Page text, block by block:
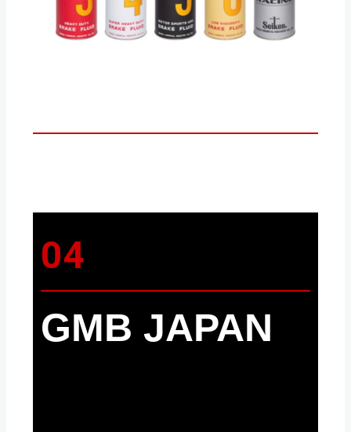
04
GMB JAPAN